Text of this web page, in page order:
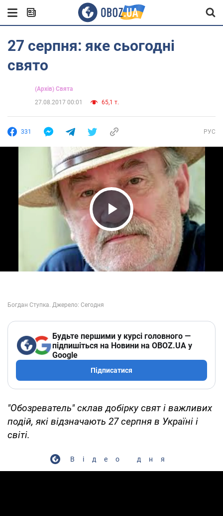
27 серпня: яке сьогодні
свято
(Архів) Свята
27.08.2017 00:01
65,1 т.
331 РУС
Play Video
Будьте першими у курсі головного —
підпишіться на Новини на OBOZ.UA у
Google
Підписатися
"Обозреватель" склав добірку свят і важливих
подій, які відзначають 27 серпня в Україні і
світі.
Відео дня